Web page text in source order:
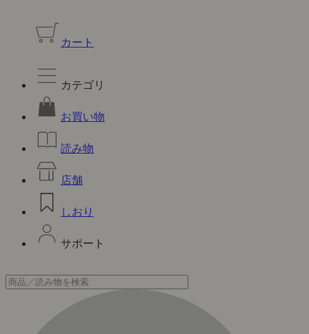
カート
カテゴリ
お買い物
読み物
店舗
しおり
サポート